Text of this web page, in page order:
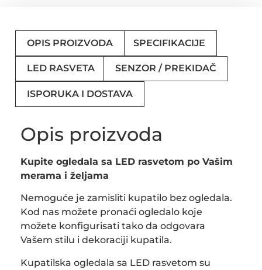
OPIS PROIZVODA SPECIFIKACIJE
LED RASVETA SENZOR / PREKIDAČ
ISPORUKA I DOSTAVA
Opis proizvoda
Kupite ogledala sa LED rasvetom po Vašim
merama i željama
Nemoguće je zamisliti kupatilo bez ogledala.
Kod nas možete pronaći ogledalo koje
možete konfigurisati tako da odgovara
Vašem stilu i dekoraciji kupatila.
Kupatilska ogledala sa LED rasvetom su